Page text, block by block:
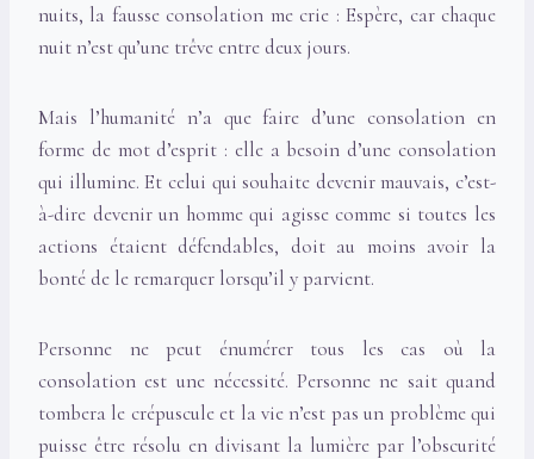
nuits, la fausse consolation me crie : Espère, car chaque
nuit n’est qu’une trêve entre deux jours.
Mais l’humanité n’a que faire d’une consolation en
forme de mot d’esprit : elle a besoin d’une consolation
qui illumine. Et celui qui souhaite devenir mauvais, c’est-
à-dire devenir un homme qui agisse comme si toutes les
actions étaient défendables, doit au moins avoir la
bonté de le remarquer lorsqu’il y parvient.
Personne ne peut énumérer tous les cas où la
consolation est une nécessité. Personne ne sait quand
tombera le crépuscule et la vie n’est pas un problème qui
puisse être résolu en divisant la lumière par l’obscurité